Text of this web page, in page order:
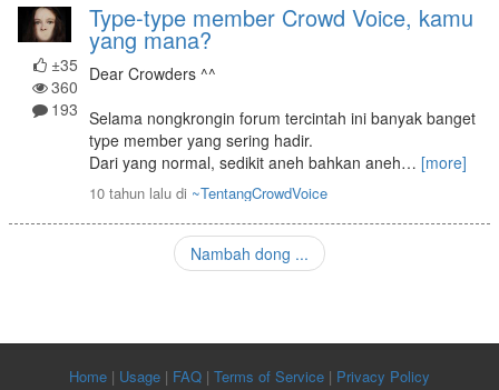
±35
360
193
Type-type member Crowd Voice, kamu
yang mana?
Dear Crowders ^^
Selama nongkrongin forum tercintah ini banyak banget
type member yang sering hadir.
Dari yang normal, sedikit aneh bahkan aneh… [more]
10 tahun laludi ~TentangCrowdVoice
Nambah dong ...
Home | Usage | FAQ | Terms of Service | Privacy Policy